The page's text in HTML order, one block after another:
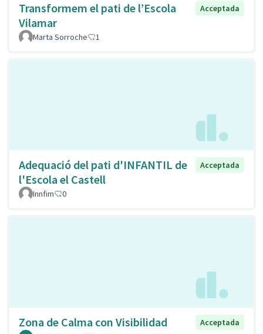
Transformem el pati de l’Escola
Vilamar
Acceptada
Marta Sorroche 1
Adequació del pati d'INFANTIL de
l'Escola el Castell
Acceptada
Innfim 0
Zona de Calma con Visibilidad
Acceptada